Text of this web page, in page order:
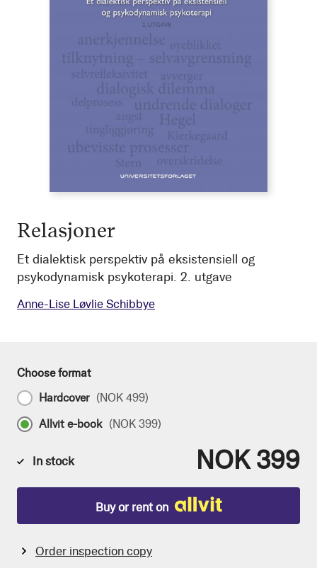
Relasjoner
Et dialektisk perspektiv på eksistensiell og
psykodynamisk psykoterapi. 2. utgave
Anne-Lise Løvlie Schibbye
Choose format
Hardcover (NOK 499)
Allvit e-book (NOK 399)
In stock NOK 399
Buy or rent on
Order inspection copy